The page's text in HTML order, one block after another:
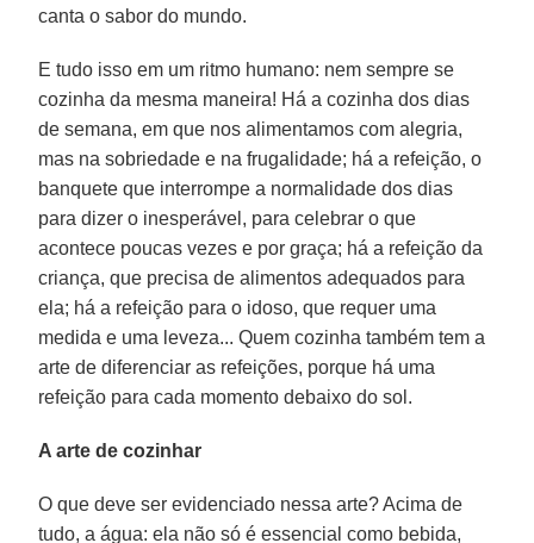
canta o sabor do mundo.
E tudo isso em um ritmo humano: nem sempre se
cozinha da mesma maneira! Há a cozinha dos dias
de semana, em que nos alimentamos com alegria,
mas na sobriedade e na frugalidade; há a refeição, o
banquete que interrompe a normalidade dos dias
para dizer o inesperável, para celebrar o que
acontece poucas vezes e por graça; há a refeição da
criança, que precisa de alimentos adequados para
ela; há a refeição para o idoso, que requer uma
medida e uma leveza... Quem cozinha também tem a
arte de diferenciar as refeições, porque há uma
refeição para cada momento debaixo do sol.
A arte de cozinhar
O que deve ser evidenciado nessa arte? Acima de
tudo, a água: ela não só é essencial como bebida,